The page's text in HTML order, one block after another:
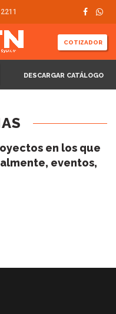
COTIZADOR
DESCARGAR CATÁLOGO
en los que
eventos,